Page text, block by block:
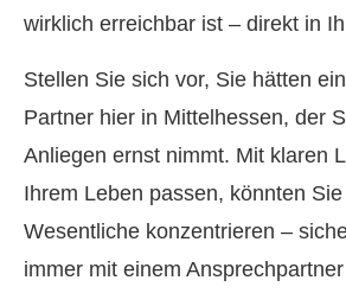
wirklich erreichbar ist – direkt in
Stellen Sie sich vor, Sie hätten
Partner hier in Mittelhessen, der
Anliegen ernst nimmt. Mit klaren
Ihrem Leben passen, könnten
Wesentliche konzentrieren –
immer mit einem